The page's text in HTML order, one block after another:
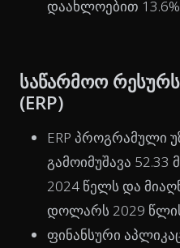
დაახლოებით
საწარმოო
(ERP)
ERP პროგრამული
გამოიმუშავა
2024 წელს და
დოლარს 2029
ფინანსური